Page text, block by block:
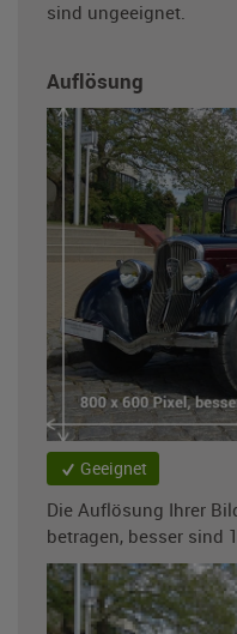
sind ungeeignet.
Auflösung
Geeignet
Die Auflösung Ihrer
betragen, besser sind